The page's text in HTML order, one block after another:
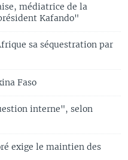
médiatrice de la
Kafando"
sa séquestration par
Faso
interne", selon
exige le maintien des